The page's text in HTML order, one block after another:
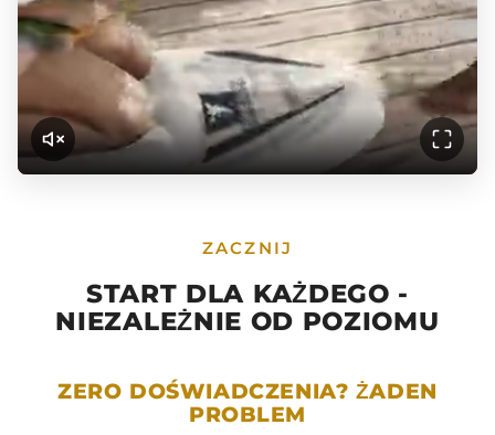
ZACZNIJ
START DLA KAŻDEGO -
NIEZALEŻNIE OD POZIOMU
ZERO DOŚWIADCZENIA? ŻADEN
PROBLEM